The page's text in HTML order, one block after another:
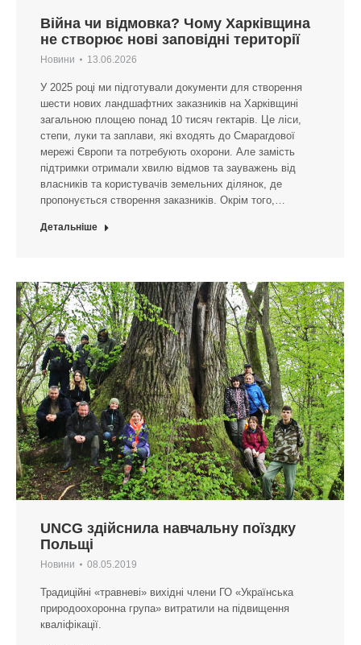
Війна чи відмовка? Чому Харківщина
не створює нові заповідні території
Новини 13.06.2026
У 2025 році ми підготували документи для створення
шести нових ландшафтних заказників на Харківщині
загальною площею понад 10 тисяч гектарів. Це ліси,
степи, луки та заплави, які входять до Смарагдової
мережі Європи та потребують охорони. Але замість
підтримки отримали хвилю відмов та зауважень від
власників та користувачів земельних ділянок, де
пропонується створення заказників. Окрім того,…
Детальніше
UNCG здійснила навчальну поїздку
Польщі
Новини 08.05.2019
Традиційні «травневі» вихідні члени ГО «Українська
природоохоронна група» витратили на підвищення
кваліфікації.